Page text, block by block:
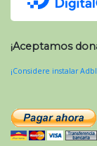
¡Aceptamos
¡Considere instalar